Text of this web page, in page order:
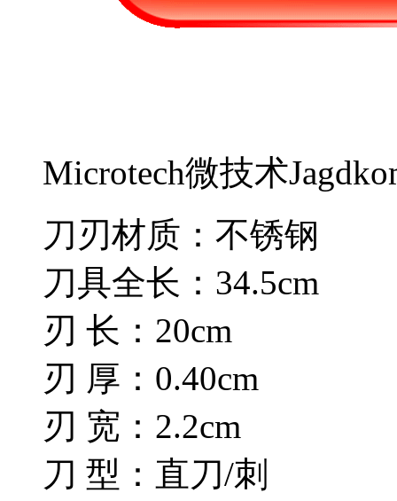
Microtech微技术
刀刃材质：不锈钢
刀具全长：34.5cm
刃 长：20cm
刃 厚：0.40cm
刃 宽：2.2cm
刀 型：直刀/刺